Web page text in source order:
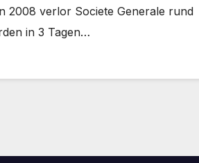
2008 verlor Societe Generale rund
in 3 Tagen…